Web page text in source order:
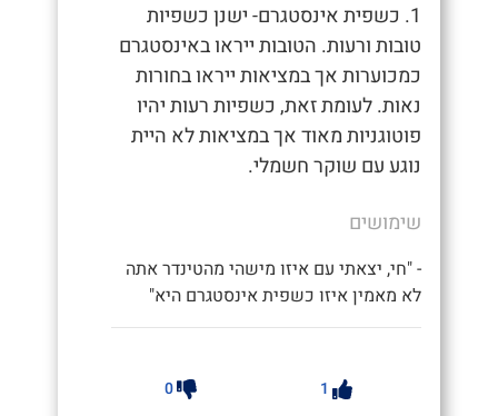
1. כשפית אינסטגרם- ישנן כשפיות
טובות ורעות. הטובות ייראו באינסטגרם
כמכוערות אך במציאות ייראו בחורות
נאות. לעומת זאת, כשפיות רעות יהיו
פוטוגניות מאוד אך במציאות לא היית
נוגע עם שוקר חשמלי.
שימושים
- "חי, יצאתי עם איזו מישהי מהטינדר אתה
לא מאמין איזו כשפית אינסטגרם היא"
1
0